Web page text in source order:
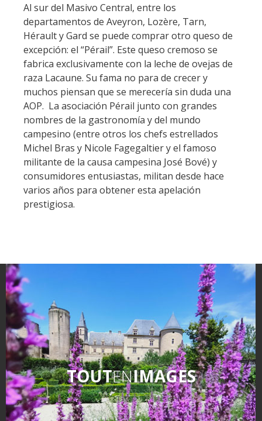
Al sur del Masivo Central, entre los
departamentos de Aveyron, Lozère, Tarn,
Hérault y Gard se puede comprar otro queso de
excepción: el “Pérail”. Este queso cremoso se
fabrica exclusivamente con la leche de ovejas de
raza Lacaune. Su fama no para de crecer y
muchos piensan que se merecería sin duda una
AOP. La asociación Pérail junto con grandes
nombres de la gastronomía y del mundo
campesino (entre otros los chefs estrellados
Michel Bras y Nicole Fagegaltier y el famoso
militante de la causa campesina José Bové) y
consumidores entusiastas, militan desde hace
varios años para obtener esta apelación
prestigiosa.
TOUTENIMAGES